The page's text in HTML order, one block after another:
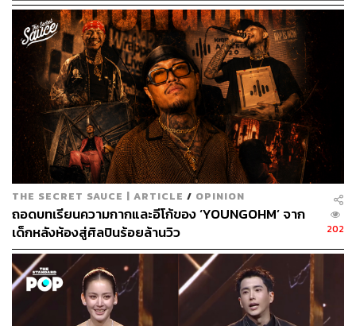
RAP IS NOWก่อตั้งโดย โจ้-ศวิชญ์ สุวรรณกุล aka
PHENOMENYX และกลุ่มเพื่อนที่ค่อยๆ ขยับขยายตัวอย่าง
หลุยส์-ธชา คงคาเขตร aka 1-Flow, เอ็ม-จีรังกูล เกตุทอง aka
NAZESUS, ต้าร์-สักกพิช มากคุณ aka ARTISTRYX, ด้อด-
ปวิตรี ประวิตร สวนสัน aka dDimple, ฟลุ๊ค-พลกฤต ศรีสมุทร
aka FLUKERALWAYSON และ ฮอคกี้-เดชาธร บำรุงเมือง
aka HOCKHACKER
RAP IS NOWได้สร้างทั้งเวทีโชว์ศักยภาพไปพร้อมกับแจ้ง
เกิดแรปเปอร์รุ่นใหม่ขึ้นมารันวงการมากมาย ขอเริ่มจาก
แชมป์แต่ละซีซัน MC-KING, Repaze, OAK, STAGE-N ไปจน
ถึงลิสต์ที่ทุกคนรู้จักดีอย่าง YOUNGOHM, Maiyarap,
DARKFACE, BLACKSHEEP, P-HOT, TORDED, KQ,
KENNOI และอีกมากมายที่ถ้าจะให้ครบหมดคงไล่ชื่อกันจน
เหนื่อยหอบ
THE SECRET SAUCE | ARTICLE / OPINION
ถอดบทเรียนความกากและอีโก้ของ ‘YOUNGOHM’ จาก
เด็กหลังห้องสู่ศิลปินร้อยล้านวิว
202